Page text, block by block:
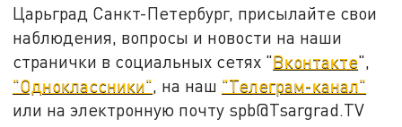
Царьград Санкт-Петербург, присылайте свои
наблюдения, вопросы и новости на наши
странички в социальных сетях "Вконтакте",
"Одноклассники", на наш "Телеграм-канал"
или на электронную почту spb@Tsargrad.TV